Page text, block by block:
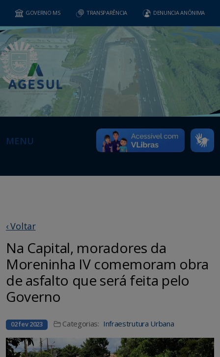
GOVERNO MS TRANSPARÊNCIA DENUNCIA ANÔNIMA
MENU
‹ Voltar
Na Capital, moradores da
Moreninha IV comemoram obra
de asfalto que será feita pelo
Governo
02 fev 2023 Categorias: Infraestrutura Urbana